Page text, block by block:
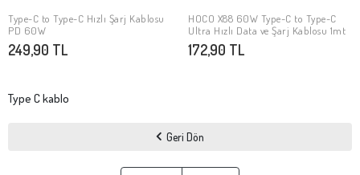
SEPETE EKLE
Type-C to Type-C Hızlı Şarj Kablosu
PD 60W
249,90 TL
Stokta Yok
HOCO X88 60W Type-C to Type-C
Ultra Hızlı Data ve Şarj Kablosu 1mt
172,90 TL
Type C kablo
Geri Dön